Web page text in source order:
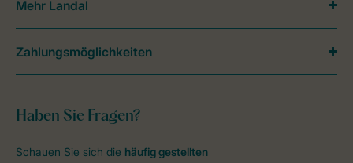
Haben Sie Fragen?
Schauen Sie sich die häufig gestellten
Mehr Landal
Zahlungsmöglichkeiten